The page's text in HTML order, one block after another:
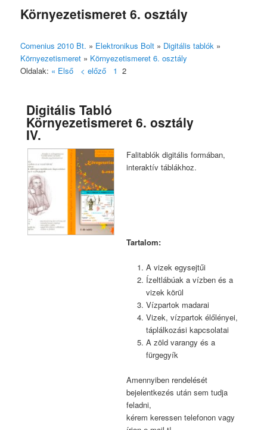
Környezetismeret 6. osztály
Comenius 2010 Bt. » Elektronikus Bolt » Digitális tablók »
Környezetismeret » Környezetismeret 6. osztály
Oldalak: « Első < előző 1 2
Digitális Tabló
Környezetismeret 6. osztály
IV.
Falitablók digitális formában,
interaktív táblákhoz.
Tartalom:
A vizek egysejtűi
Ízeltlábúak a vízben és a
vizek körül
Vízpartok madarai
Vizek, vízpartok élőlényei,
táplálkozási kapcsolatai
A zöld varangy és a
fürgegyík
Amennyiben rendelését
bejelentkezés után sem tudja
feladni,
kérem keressen telefonon vagy